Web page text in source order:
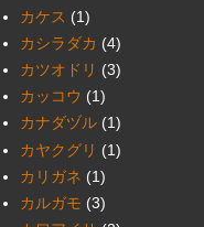
カケス (1)
カシラダカ (4)
カツオドリ (3)
カッコウ (1)
カナダヅル (1)
カヤクグリ (1)
カリガネ (1)
カルガモ (3)